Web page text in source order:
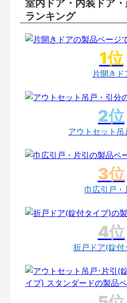
室内ドア・内装ドア
ランキング
片開きド
アウトセット吊
巾広引戸・
折戸ドア(錠付